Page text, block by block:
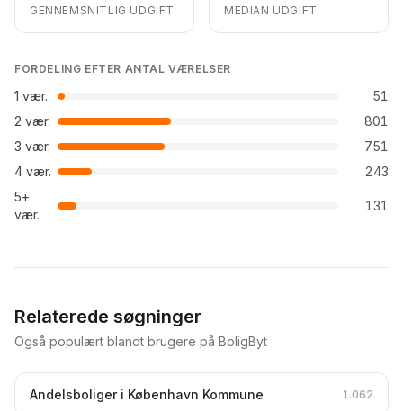
GENNEMSNITLIG UDGIFT MEDIAN UDGIFT
FORDELING EFTER ANTAL VÆRELSER
1 vær.
51
2 vær.
801
3 vær.
751
4 vær.
243
5+
vær.
131
Relaterede søgninger
Også populært blandt brugere på BoligByt
Andelsboliger i København Kommune 1.062